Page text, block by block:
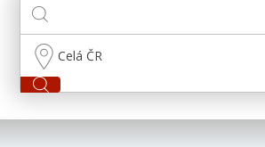
Celá ČR